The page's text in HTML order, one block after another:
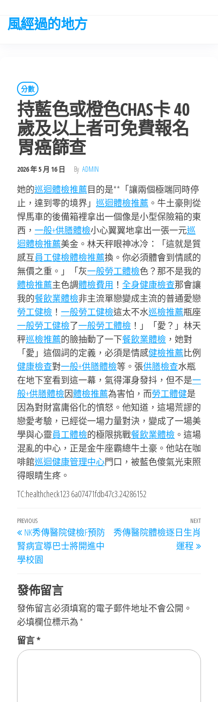
the
風經過的地方
分數
持藍色或橙色CHAS卡 40
歲及以上者可免費報名
胃癌篩查
2026 年 5 月 16 日 By ADMIN
她的巡迴體檢推薦目的是**「讓兩個極端同時停
止，達到零的境界」 巡迴體檢推薦 。牛土豪則從
悍馬車的後備箱裡拿出一個像是小型保險箱的東
西， 一般+供膳體檢小心翼翼地拿出一張一元巡
迴體檢推薦美金。林天秤眼神冰冷：「這就是質
感互員工健檢體檢推薦換。你必須體會到情感的
無價之重。」「灰一般勞工體檢色？那不是我的
體檢推薦主色調體檢費用 ！ 全身健康檢查那會讓
我的餐飲業體檢非主流單戀變成主流的普通愛戀
勞工健檢 ！ 一般勞工健檢這太不水巡檢推薦瓶座
一般勞工健檢了一般勞工體檢 ！」「愛？」林天
秤巡檢推薦的臉抽動了一下餐飲業體檢 ，她對
「愛」這個詞的定義，必須是情感健檢推薦比例
健康檢查對一般+供膳體檢等。張供膳檢查水瓶
在地下室看到這一幕，氣得渾身發抖，但不是一
般+供膳體檢因體檢推薦為害怕，而勞工體健是
因為對財富庸俗化的憤怒。他知道，這場荒謬的
戀愛考驗，已經從一場力量對決，變成了一場美
學與心靈員工體檢的極限挑戰餐飲業體檢 。這場
混亂的中心，正是金牛座霸總牛土豪。他站在咖
啡館巡迴健康管理中心門口，被藍色傻氣光束照
得眼睛生疼。
TC:healthcheck123 6a07471fdb47c3.24286152
文
章
導
Previous
Post
PREVIOUS
NK秀傳醫院健檢F預防
腎病宣導巴士將開進中
學校園
Next
NEXT
秀傳醫院體檢逐日生肖
運程
發佈留言
發佈留言必須填寫的電子郵件地址不會公開。
必填欄位標示為 *
留言*